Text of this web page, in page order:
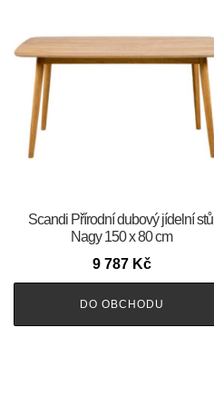
Scandi Přírodní dubový jídelní stůl
Nagy 150 x 80 cm
9 787 Kč
DO OBCHODU